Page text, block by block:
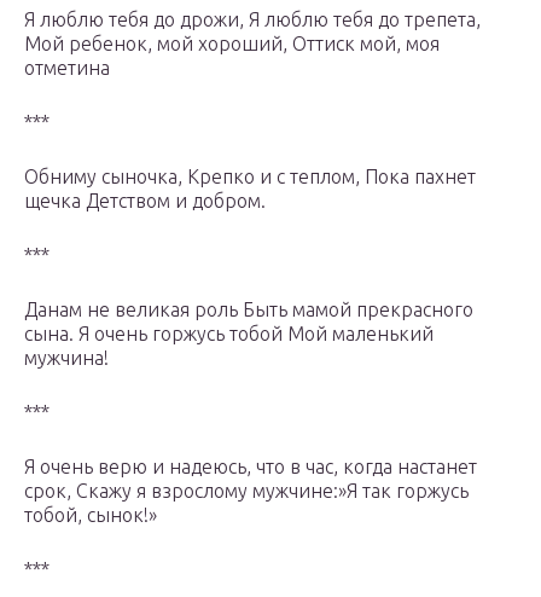
Я люблю тебя до дрожи, Я люблю тебя до трепета,
Мой ребенок, мой хороший, Оттиск мой, моя
отметина
***
Обниму сыночка, Крепко и с теплом, Пока пахнет
щечка Детством и добром.
***
Данам не великая роль Быть мамой прекрасного
сына. Я очень горжусь тобой Мой маленький
мужчина!
***
Я очень верю и надеюсь, что в час, когда настанет
срок, Скажу я взрослому мужчине:»Я так горжусь
тобой, сынок!»
***